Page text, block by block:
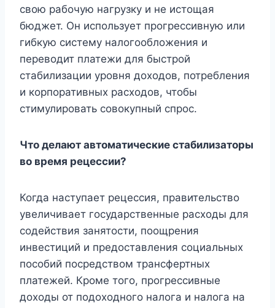
свою рабочую нагрузку и не истощая
бюджет. Он использует прогрессивную или
гибкую систему налогообложения и
переводит платежи для быстрой
стабилизации уровня доходов, потребления
и корпоративных расходов, чтобы
стимулировать совокупный спрос.
Что делают автоматические стабилизаторы
во время рецессии?
Когда наступает рецессия, правительство
увеличивает государственные расходы для
содействия занятости, поощрения
инвестиций и предоставления социальных
пособий посредством трансфертных
платежей. Кроме того, прогрессивные
доходы от подоходного налога и налога на